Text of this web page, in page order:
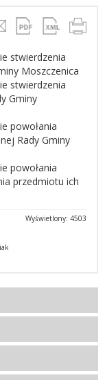
stwierdzenia
Moszczenica
stwierdzenia
Gminy
powołania
Rady Gminy
powołania
przedmiotu ich
Wyświetlony: 4503